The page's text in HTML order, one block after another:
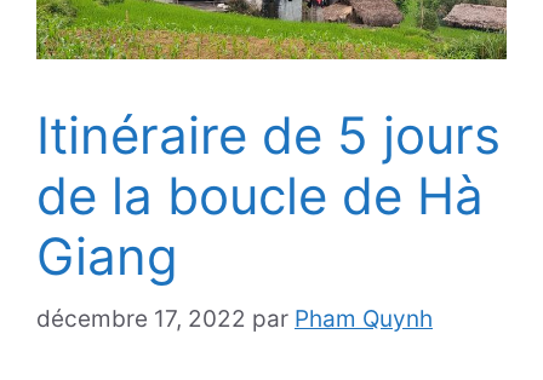
Itinéraire de 5 jours
de la boucle de Hà
Giang
décembre 17, 2022 par Pham Quynh